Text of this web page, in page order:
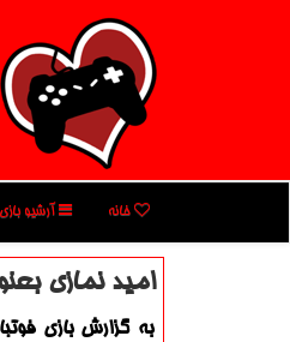
خانه آرشیو
امید نمازی
به گزارش بازی